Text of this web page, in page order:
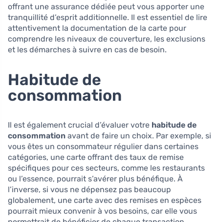
offrant une assurance dédiée peut vous apporter une
tranquillité d’esprit additionnelle. Il est essentiel de lire
attentivement la documentation de la carte pour
comprendre les niveaux de couverture, les exclusions
et les démarches à suivre en cas de besoin.
Habitude de
consommation
Il est également crucial d’évaluer votre habitude de
consommation avant de faire un choix. Par exemple, si
vous êtes un consommateur régulier dans certaines
catégories, une carte offrant des taux de remise
spécifiques pour ces secteurs, comme les restaurants
ou l’essence, pourrait s’avérer plus bénéfique. À
l’inverse, si vous ne dépensez pas beaucoup
globalement, une carte avec des remises en espèces
pourrait mieux convenir à vos besoins, car elle vous